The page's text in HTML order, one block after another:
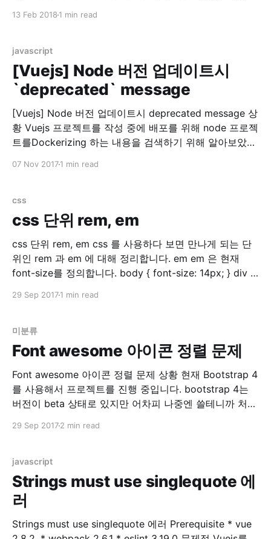
13 Feb 2018 1 min read
javascript
[Vuejs] Node 버전 업데이트시
`deprecated` message
[Vuejs] Node 버전 업데이트시 deprecated message 상
황 Vuejs 프로젝트를 작성 중에 배포를 위해 node 프로젝
트를Dockerizing 하는 내용을 검색하기 위해 알아보았습
07 Nov 20171 min read
css
css 단위 rem, em
css 단위 rem, em css 를 사용하다 보면 만나게 되는 단
위인 rem 과 em 에 대해 정리합니다. em em 은 현재
font-size를 정의합니다. body { font-size: 14px; } div {
을 한다면 body안의 폰트는 모두 14px 정의 될 것입니
29 Sep 20171 min read
미분류
Font awesome 아이콘 정렬 문제
Font awesome 아이콘 정렬 문제 상황 현재 Bootstrap 4
를 사용해서 프로젝트를 진행 중입니다. bootstrap 4는
버전이 beta 상태로 있지만 어차피 나중엔 쓸테니까 처음
입니다. Bootstrap 4 에는 기존에 있던 Glyphicons 가 사
서 기존 Glyphicons
29 Sep 20172 min read
javascript
Strings must use singlequote 에
러
Strings must use singlequote 에러 Prerequisite * vue